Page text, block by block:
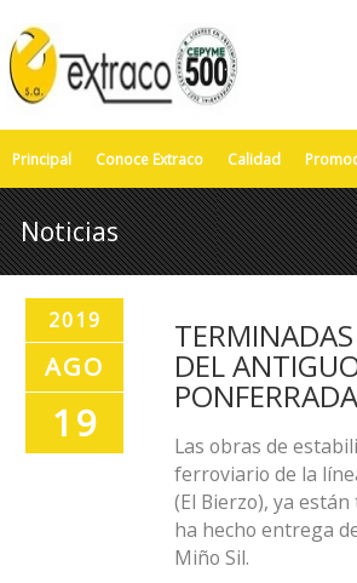
Principal Conoce Extraco Calidad
Noticias
2019
AGO
19
DEL
Las obras de
ferroviario de la
(El Bierzo), ya
ha hecho entrega
Miño Sil.